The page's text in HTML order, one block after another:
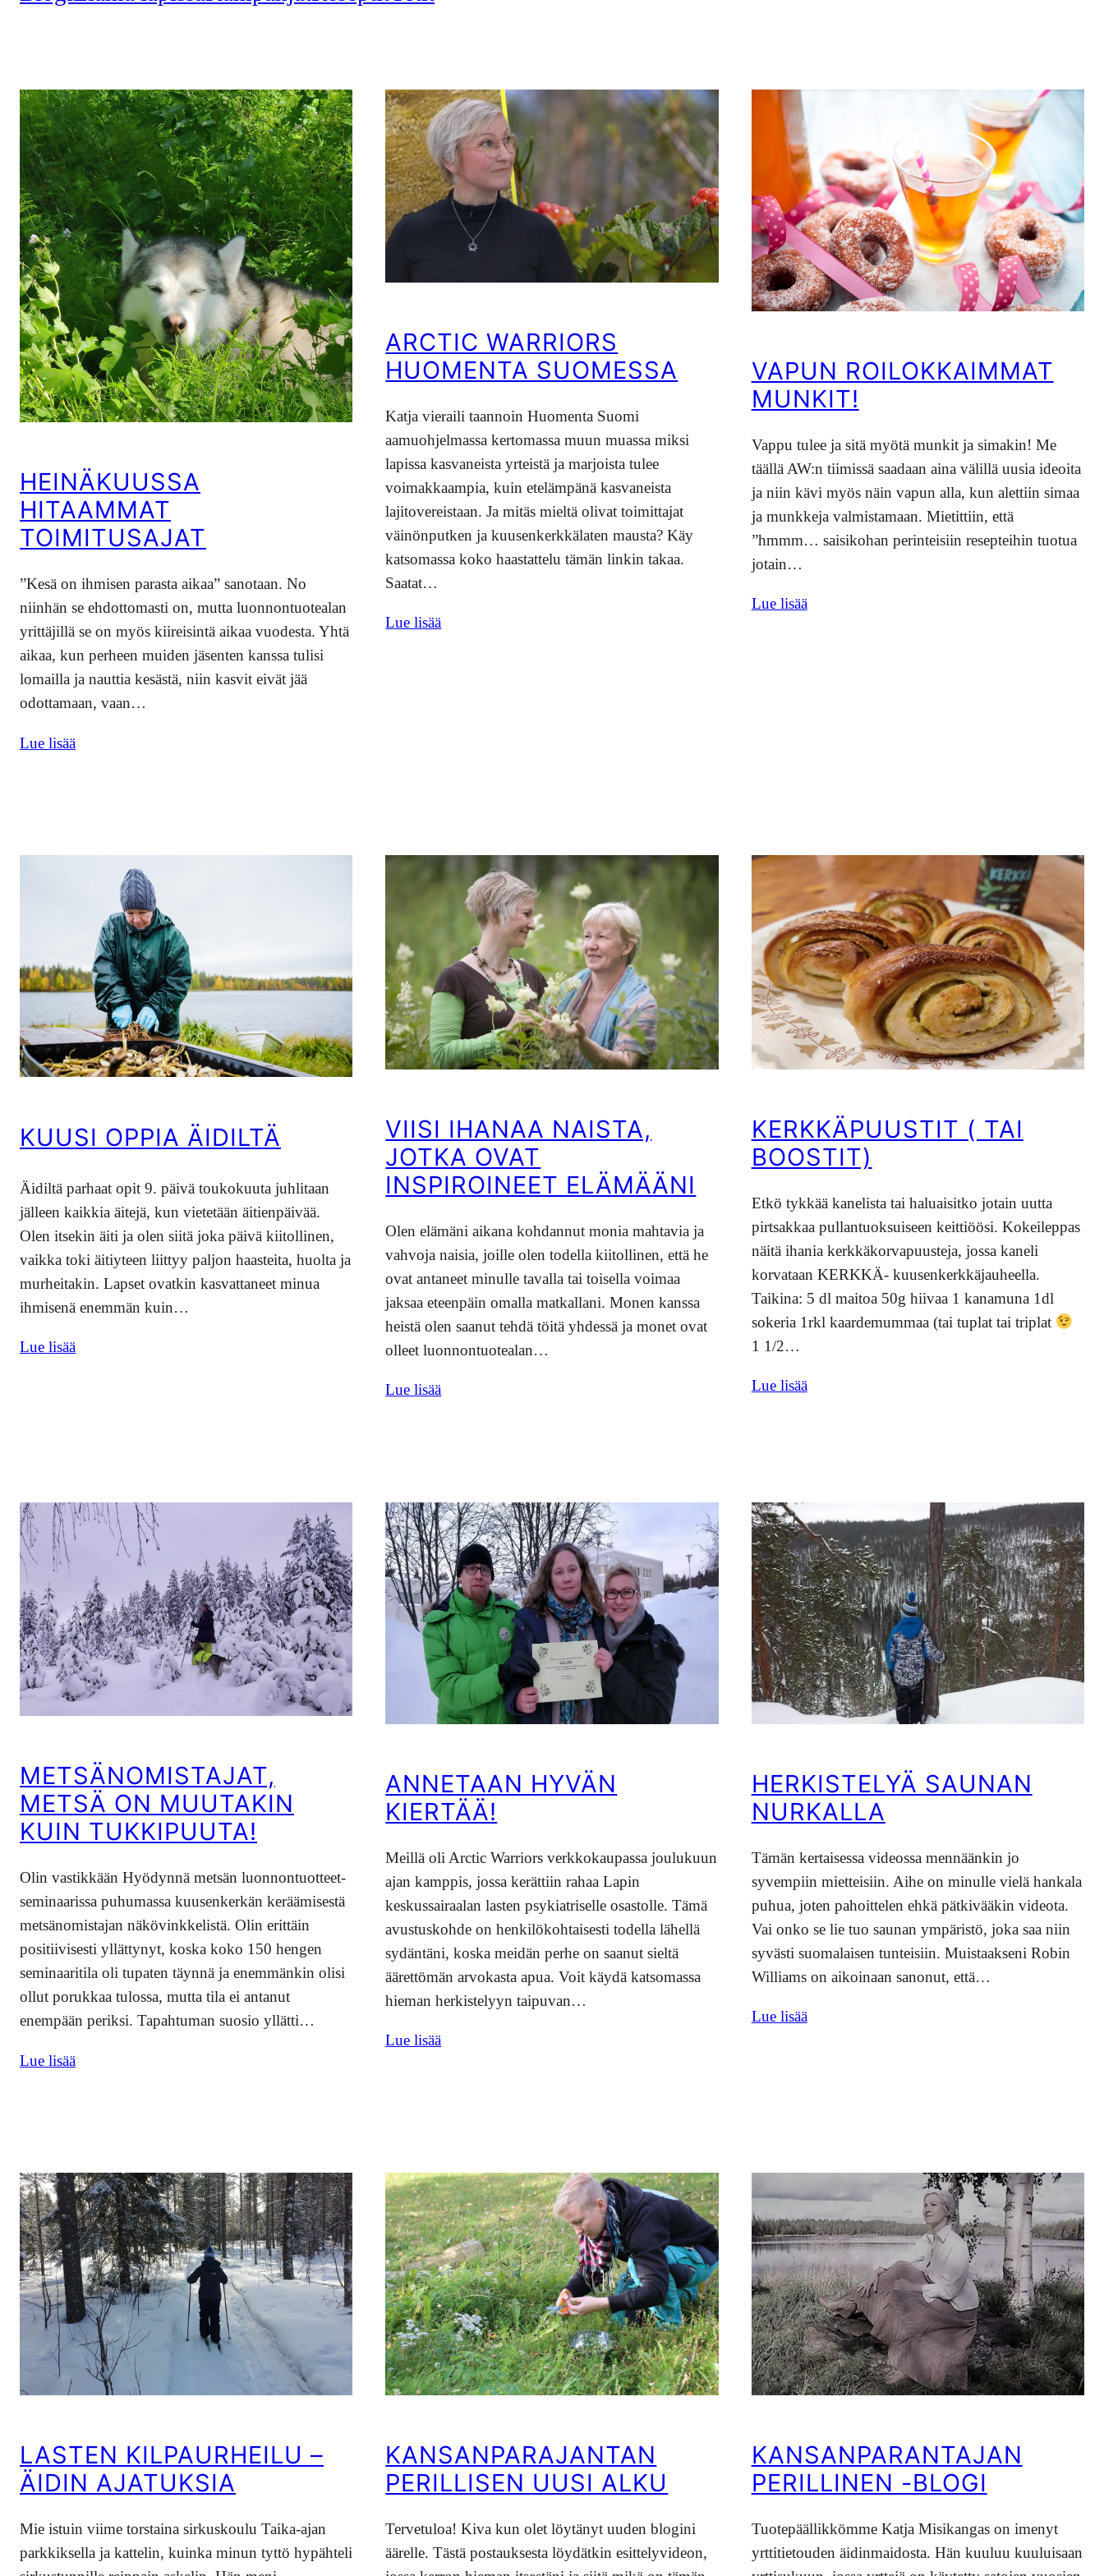
HEINÄKUUSSA
HITAAMMAT
TOIMITUSAJAT
”Kesä on ihmisen parasta aikaa” sanotaan. No
niinhän se ehdottomasti on, mutta luonnontuotealan
yrittäjillä se on myös kiireisintä aikaa vuodesta. Yhtä
aikaa, kun perheen muiden jäsenten kanssa tulisi
lomailla ja nauttia kesästä, niin kasvit eivät jää
odottamaan, vaan…
Lue lisää
ARCTIC WARRIORS
HUOMENTA SUOMESSA
Katja vieraili taannoin Huomenta Suomi
aamuohjelmassa kertomassa muun muassa miksi
lapissa kasvaneista yrteistä ja marjoista tulee
voimakkaampia, kuin etelämpänä kasvaneista
lajitovereistaan. Ja mitäs mieltä olivat toimittajat
väinönputken ja kuusenkerkkälaten mausta? Käy
katsomassa koko haastattelu tämän linkin takaa.
Saatat…
Lue lisää
VAPUN ROILOKKAIMMAT
MUNKIT!
Vappu tulee ja sitä myötä munkit ja simakin! Me
täällä AW:n tiimissä saadaan aina välillä uusia ideoita
ja niin kävi myös näin vapun alla, kun alettiin simaa
ja munkkeja valmistamaan. Mietittiin, että
”hmmm… saisikohan perinteisiin resepteihin tuotua
jotain…
Lue lisää
KUUSI OPPIA ÄIDILTÄ
Äidiltä parhaat opit 9. päivä toukokuuta juhlitaan
jälleen kaikkia äitejä, kun vietetään äitienpäivää.
Olen itsekin äiti ja olen siitä joka päivä kiitollinen,
vaikka toki äitiyteen liittyy paljon haasteita, huolta ja
murheitakin. Lapset ovatkin kasvattaneet minua
ihmisenä enemmän kuin…
Lue lisää
VIISI IHANAA NAISTA,
JOTKA OVAT
INSPIROINEET ELÄMÄÄNI
Olen elämäni aikana kohdannut monia mahtavia ja
vahvoja naisia, joille olen todella kiitollinen, että he
ovat antaneet minulle tavalla tai toisella voimaa
jaksaa eteenpäin omalla matkallani. Monen kanssa
heistä olen saanut tehdä töitä yhdessä ja monet ovat
olleet luonnontuotealan…
Lue lisää
KERKKÄPUUSTIT ( TAI
BOOSTIT)
Etkö tykkää kanelista tai haluaisitko jotain uutta
pirtsakkaa pullantuoksuiseen keittiöösi. Kokeileppas
näitä ihania kerkkäkorvapuusteja, jossa kaneli
korvataan KERKKÄ- kuusenkerkkäjauheella.
Taikina: 5 dl maitoa 50g hiivaa 1 kanamuna 1dl
sokeria 1rkl kaardemummaa (tai tuplat tai triplat
1 1/2…
Lue lisää
METSÄNOMISTAJAT,
METSÄ ON MUUTAKIN
KUIN TUKKIPUUTA!
Olin vastikkään Hyödynnä metsän luonnontuotteet-
seminaarissa puhumassa kuusenkerkän keräämisestä
metsänomistajan näkövinkkelistä. Olin erittäin
positiivisesti yllättynyt, koska koko 150 hengen
seminaaritila oli tupaten täynnä ja enemmänkin olisi
ollut porukkaa tulossa, mutta tila ei antanut
enempään periksi. Tapahtuman suosio yllätti…
Lue lisää
ANNETAAN HYVÄN
KIERTÄÄ!
Meillä oli Arctic Warriors verkkokaupassa joulukuun
ajan kamppis, jossa kerättiin rahaa Lapin
keskussairaalan lasten psykiatriselle osastolle. Tämä
avustuskohde on henkilökohtaisesti todella lähellä
sydäntäni, koska meidän perhe on saanut sieltä
äärettömän arvokasta apua. Voit käydä katsomassa
hieman herkistelyyn taipuvan…
Lue lisää
HERKISTELYÄ SAUNAN
NURKALLA
Tämän kertaisessa videossa mennäänkin jo
syvempiin mietteisiin. Aihe on minulle vielä hankala
puhua, joten pahoittelen ehkä pätkivääkin videota.
Vai onko se lie tuo saunan ympäristö, joka saa niin
syvästi suomalaisen tunteisiin. Muistaakseni Robin
Williams on aikoinaan sanonut, että…
Lue lisää
LASTEN KILPAURHEILU –
ÄIDIN AJATUKSIA
Mie istuin viime torstaina sirkuskoulu Taika-ajan
parkkiksella ja kattelin, kuinka minun tyttö hypähteli
KANSANPARAJANTAN
PERILLISEN UUSI ALKU
Tervetuloa! Kiva kun olet löytänyt uuden blogini
äärelle. Tästä postauksesta löydätkin esittelyvideon,
KANSANPARANTAJAN
PERILLINEN -BLOGI
Tuotepäällikkömme Katja Misikangas on imenyt
yrttitietouden äidinmaidosta. Hän kuuluu kuuluisaan